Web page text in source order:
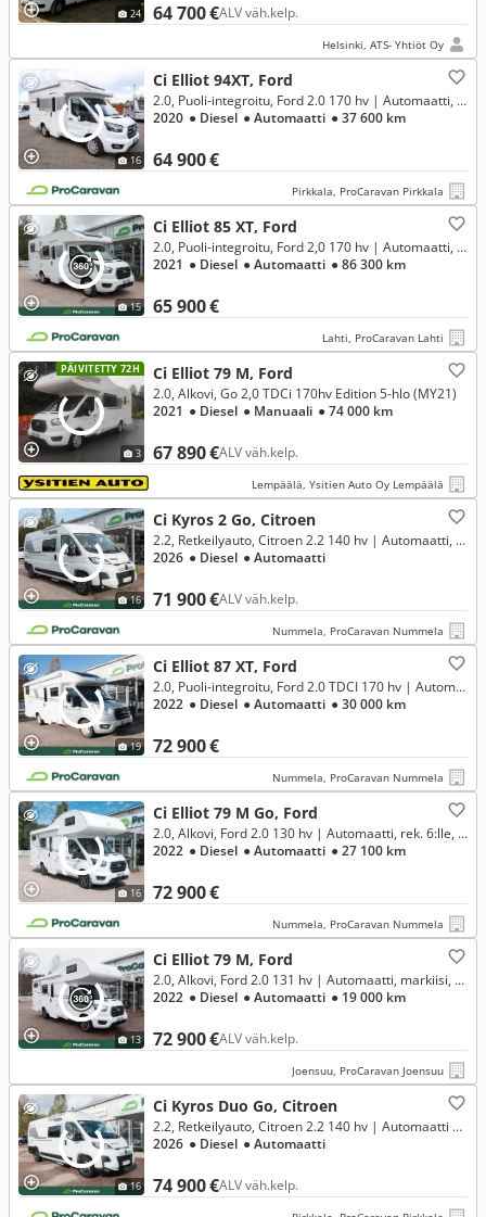
24 64 700 €ALV väh.kelp.
Helsinki, ATS- Yhtiöt Oy
16
Ci Elliot 94XT, Ford
64 900 €
2.0, Puoli-integroitu, Ford 2.0 170 hv | Automaatti, 6,5m, rek 5:lle **RAHOITUSKORKO ALK. 1,99%**
2020 ● Diesel ● Automaatti ● 37 600 km
Pirkkala, ProCaravan Pirkkala
15
Ci Elliot 85 XT, Ford
65 900 €
2.0, Puoli-integroitu, Ford 2,0 170 hv | Automaatti, erillisvuoteet, aurinkopaneeli, invertteri **RAHOITUSKORKO ALK. 1,99%**
2021 ● Diesel ● Automaatti ● 86 300 km
Lahti, ProCaravan Lahti
PÄIVITETTY 72H
3
Ci Elliot 79 M, Ford
67 890 €ALV väh.kelp.
2.0, Alkovi, Go 2,0 TDCi 170hv Edition 5-hlo (MY21)
2021 ● Diesel ● Manuaali ● 74 000 km
Lempäälä, Ysitien Auto Oy Lempäälä
16
Ci Kyros 2 Go, Citroen
71 900 €ALV väh.kelp.
2.2, Retkeilyauto, Citroen 2.2 140 hv | Automaatti, Aurinkopaneeli, ISOFIX **RAHOITUSKORKO 2,99%**
2026 ● Diesel ● Automaatti
Nummela, ProCaravan Nummela
19
Ci Elliot 87 XT, Ford
72 900 €
2.0, Puoli-integroitu, Ford 2.0 TDCI 170 hv | Automaatti, 2 x ilmastointi, aurinkopaneeli **RAHOITUSKORKO ALK. 1,99%**
2022 ● Diesel ● Automaatti ● 30 000 km
Nummela, ProCaravan Nummela
16
Ci Elliot 79 M Go, Ford
72 900 €
2.0, Alkovi, Ford 2.0 130 hv | Automaatti, rek. 6:lle, tuplaparivuode **RAHOITUSKORKO ALK. 1,99%**
2022 ● Diesel ● Automaatti ● 27 100 km
Nummela, ProCaravan Nummela
13
Ci Elliot 79 M, Ford
72 900 €ALV väh.kelp.
2.0, Alkovi, Ford 2.0 131 hv | Automaatti, markiisi, pp-teline, sis. ALV **RAHOITUSKORKO ALK. 1,99%**
2022 ● Diesel ● Automaatti ● 19 000 km
Joensuu, ProCaravan Joensuu
16
Ci Kyros Duo Go, Citroen
74 900 €ALV väh.kelp.
2.2, Retkeilyauto, Citroen 2.2 140 hv | Automaatti **RAHOITUSKORKO 2,99%**
2026 ● Diesel ● Automaatti